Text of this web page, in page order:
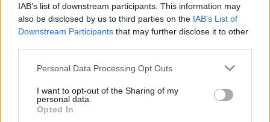
IAB’s list of downstream participants. This information may
also be disclosed by us to third parties on the IAB’s List of
Downstream Participants that may further disclose it to other
Personal Data Processing Opt Outs
I want to opt-out of the Sharing of my
personal data.
Opted In